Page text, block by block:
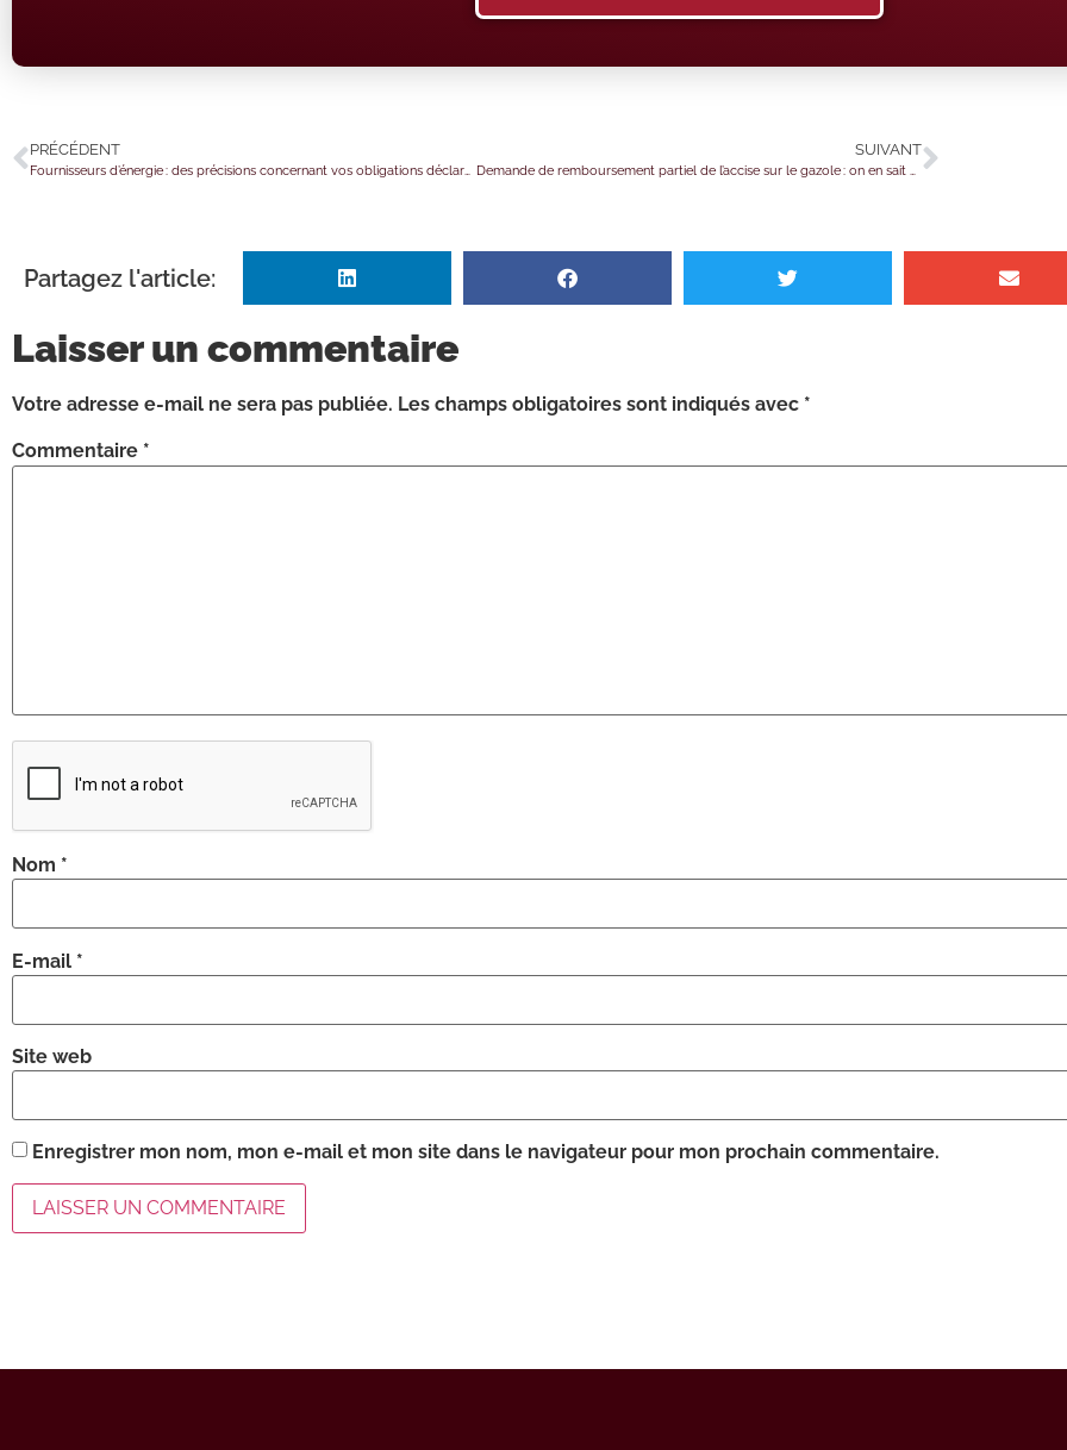
PRÉCÉDENT
Fournisseurs d’énergie : des précisions concernant vos obligations déclaratives
SUIVANT
Demande de remboursement partiel de l’accise sur le gazole : on en sait plus !
Partagez l'article:
Laisser un commentaire
Votre adresse e-mail ne sera pas publiée. Les champs obligatoires sont indiqués avec *
Commentaire *
Nom *
E-mail *
Site web
Enregistrer mon nom, mon e-mail et mon site dans le navigateur pour mon prochain commentaire.